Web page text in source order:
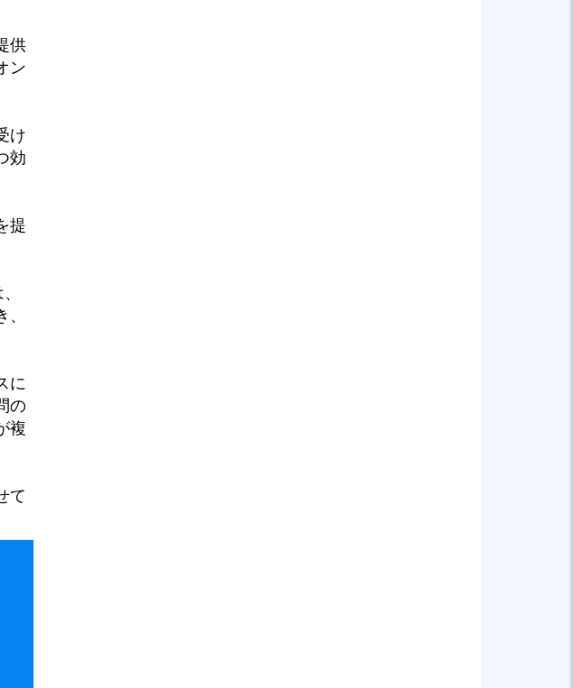
供
ン
け
効
提
に
の
複
て